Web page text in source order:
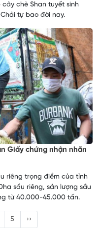
chè Shan tuyết sinh
tự bao đời nay.
Giấy chứng nhận nhãn
riêng trọng điểm của tỉnh
sầu riêng, sản lượng sầu
từ 40.000-45.000 tấn.
5 ››